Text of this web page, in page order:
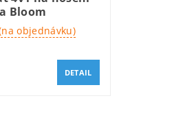
Bloom
objednávku)
DETAIL